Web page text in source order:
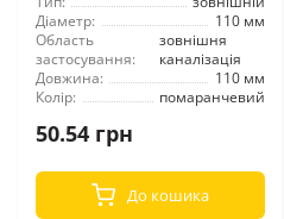
Діаметр:
110 мм
Область
застосування:
зовнішня
каналізація
Довжина:
110 мм
Колір:
помаранчевий
50.54 грн
До кошика